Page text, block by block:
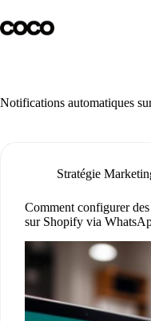
au
contenu
Notifications automatiques
Stratégie
Comment configurer
sur Shopify via